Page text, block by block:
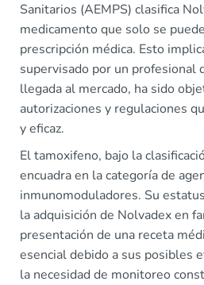
Sanitarios (AEMPS) clasifica
medicamento que solo se
prescripción médica. Esto
supervisado por un profesional
llegada al mercado, ha sido
autorizaciones y regulaciones
y eficaz.
El tamoxifeno, bajo la
encuadra en la categoría de
inmunomoduladores. Su
la adquisición de Nolvadex en
presentación de una receta
esencial debido a sus posibles
la necesidad de monitoreo